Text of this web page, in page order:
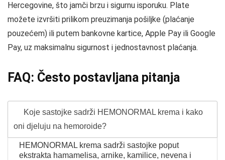
Hercegovine, što jamči brzu i sigurnu isporuku. Plate
možete izvršiti prilikom preuzimanja pošiljke (plaćanje
pouzećem) ili putem bankovne kartice, Apple Pay ili Google
Pay, uz maksimalnu sigurnost i jednostavnost plaćanja.
FAQ: Često postavljana pitanja
Koje sastojke sadrži HEMONORMAL krema i kako
oni djeluju na hemoroide?
HEMONORMAL krema sadrži sastojke poput
ekstrakta hamamelisa, arnike, kamilice, nevena i